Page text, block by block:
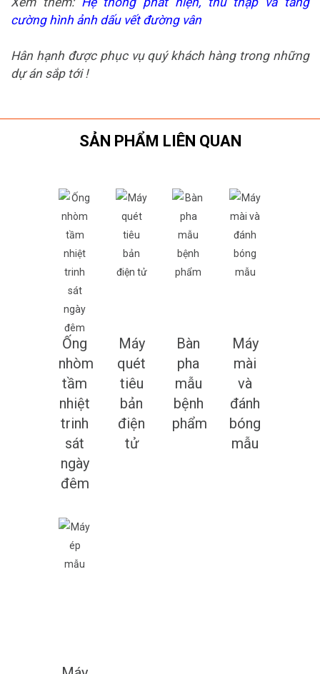
cường hình ảnh dấu vết đường vân
Hân hạnh được phục vụ quý khách hàng trong những
dự án sắp tới !
SẢN PHẨM LIÊN QUAN
Ống
nhòm
tầm
nhiệt
trinh
sát
ngày
đêm
Máy
quét
tiêu
bản
điện
tử
Bàn
pha
mẫu
bệnh
phẩm
Máy
mài
và
đánh
bóng
mẫu